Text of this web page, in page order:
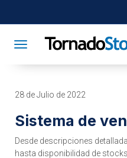
Toggle navigation
28 de Julio de 2022
Sistema de
Desde descripciones
hasta disponibilidad de